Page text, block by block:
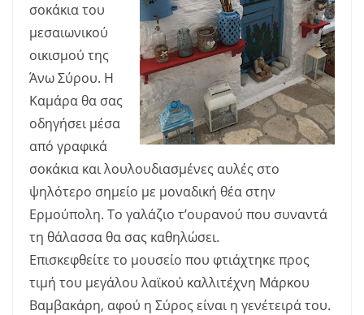
σοκάκια του
μεσαιωνικού
οικισμού της
Άνω Σύρου. Η
Καμάρα θα σας
οδηγήσει μέσα
από γραφικά
σοκάκια και λουλουδιασμένες αυλές στο
ψηλότερο σημείο με μοναδική θέα στην
Ερμούπολη. Το γαλάζιο τ’ουρανού που συναντά
τη θάλασσα θα σας καθηλώσει.
Επισκεφθείτε το μουσείο που φτιάχτηκε προς
τιμή του μεγάλου λαϊκού καλλιτέχνη Μάρκου
Βαμβακάρη, αφού η Σύρος είναι η γενέτειρά του.